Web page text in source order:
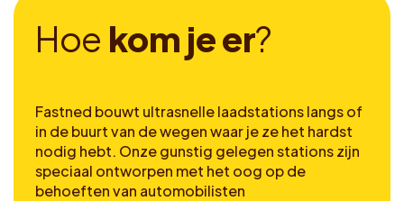
Hoe kom jeer?
Fastned bouwt ultrasnelle laadstations langs of
in de buurt van de wegen waar je ze het hardst
nodig hebt. Onze gunstig gelegen stations zijn
speciaal ontworpen met het oog op de
behoeften van automobilisten